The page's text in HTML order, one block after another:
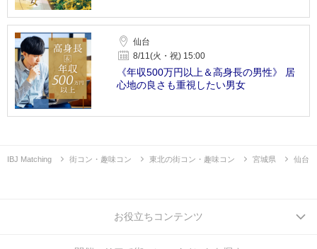
仙台
8/11(火・祝) 15:00
《年収500万円以上＆高身長の男性》 居
心地の良さも重視したい男女
IBJ Matching 街コン・趣味コン 東北の街コン・趣味コン 宮城県 仙台
お役立ちコンテンツ